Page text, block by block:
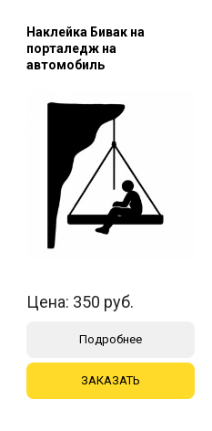
Наклейка Бивак на
порталедж на
автомобиль
Цена: 350 руб.
Подробнее
ЗАКАЗАТЬ